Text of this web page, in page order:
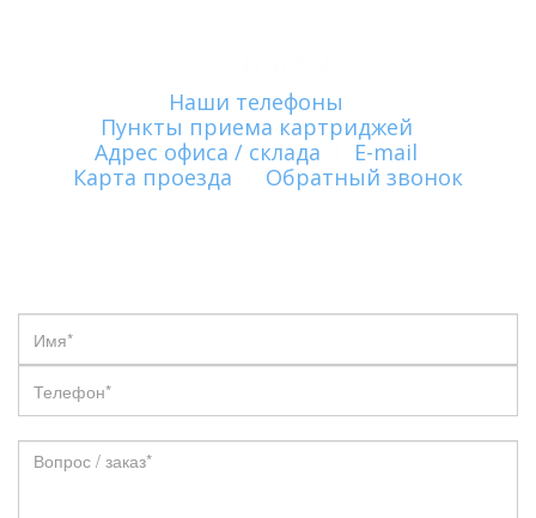
Наши телефоны
Пункты приема картриджей
Адрес офиса / склада
E-mail
Карта проезда
Обратный звонок